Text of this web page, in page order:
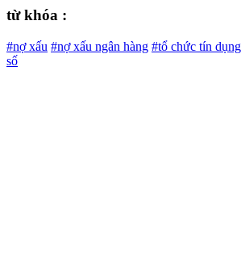
từ khóa :
#nợ xấu #nợ xấu ngân hàng #tổ chức tín dụng
số